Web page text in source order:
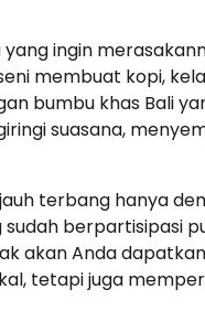
ingin
membuat kopi,
bumbu khas Bali
suasana,
terbang hanya
berpartisipasi
akan Anda
tetapi juga